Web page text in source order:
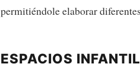
permitiéndole elaborar
ESPACIOS